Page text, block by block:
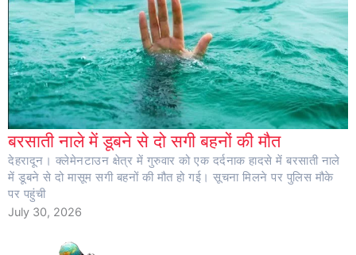
बरसाती नाले में डूबने से दो सगी बहनों की मौत
देहरादून। क्लेमेनटाउन क्षेत्र में गुरुवार को एक दर्दनाक हादसे में बरसाती नाले
में डूबने से दो मासूम सगी बहनों की मौत हो गई। सूचना मिलने पर पुलिस मौके
पर पहुंची
July 30, 2026